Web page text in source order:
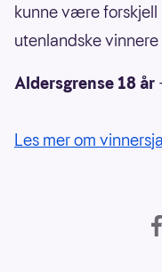
kunne være forskjell
utenlandske
Aldersgrense 18 år
Les mer om